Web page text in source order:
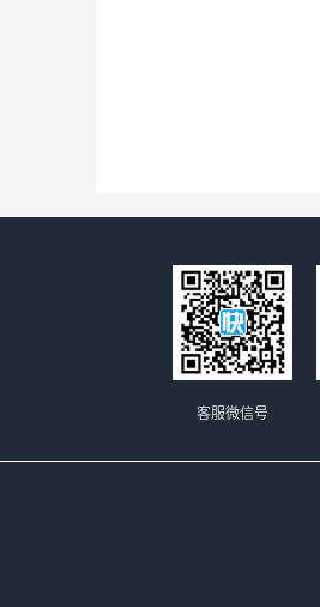
客服微信号